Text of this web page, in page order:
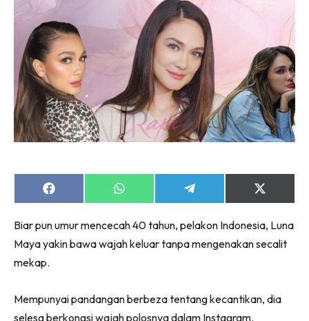
Hub Ideaktiv
Dapatkan cerita, perkongsian dan info menarik. Free
Polisi Privasi
Share
on
Share
on
Share
on
Share
on
(Twitter)
Biar pun umur mencecah 40 tahun, pelakon Indonesia, Luna
Maya yakin bawa wajah keluar tanpa mengenakan secalit
mekap.
Mempunyai pandangan berbeza tentang kecantikan, dia
selesa berkongsi wajah polosnya dalam Instagram.